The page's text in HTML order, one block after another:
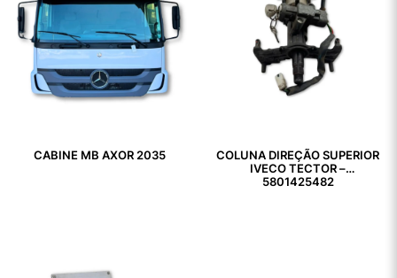
CABINE MB AXOR 2035
COLUNA DIREÇÃO SUPERIOR
IVECO TECTOR –
5801425482